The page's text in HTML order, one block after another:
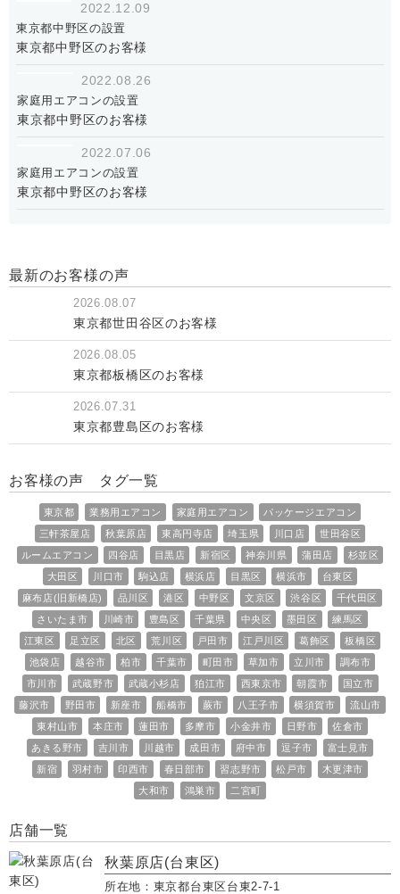
2022.12.09
東京都中野区の設置
東京都中野区のお客様
2022.08.26
家庭用エアコンの設置
東京都中野区のお客様
2022.07.06
家庭用エアコンの設置
東京都中野区のお客様
最新のお客様の声
2026.08.07
東京都世田谷区のお客様
2026.08.05
東京都板橋区のお客様
2026.07.31
東京都豊島区のお客様
お客様の声 タグ一覧
東京都 業務用エアコン 家庭用エアコン
パッケージエアコン
三軒茶屋店
秋葉原店 東高円寺店 埼玉県 川口店
世田谷区
ルームエアコン
四谷店 目黒店 新宿区 神奈川県 蒲田店
杉並区
大田区
川口市 駒込店 横浜店 目黒区 横浜市
台東区
麻布店(旧新橋店)
品川区 港区 中野区 文京区 渋谷区
千代田区
さいたま市
川崎市 豊島区 千葉県 中央区 墨田区
練馬区
江東区
足立区 北区 荒川区 戸田市 江戸川区 葛飾区
板橋区
池袋店
越谷市 柏市 千葉市 町田市 草加市 立川市
調布市
市川市
武蔵野市 武蔵小杉店 狛江市 西東京市 朝霞市
国立市
藤沢市
野田市 新座市 船橋市 蕨市 八王子市 横須賀市
流山市
東村山市
本庄市 蓮田市 多摩市 小金井市 日野市
佐倉市
あきる野市
吉川市 川越市 成田市 府中市 逗子市
富士見市
新宿
羽村市 印西市 春日部市 習志野市 松戸市
木更津市
大和市
鴻巣市 二宮町
店舗一覧
秋葉原店(台東区)
所在地：東京都台東区台東2-7-1